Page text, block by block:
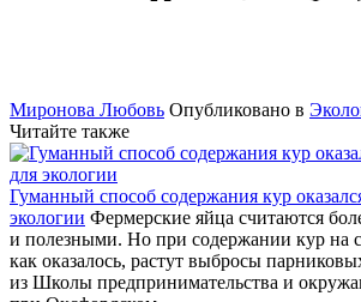
Миронова Любовь Опубликовано в
Читайте также
Гуманный способ содержания кур
экологии Фермерские яйца считаются
и полезными. Но при содержании кур на
как оказалось, растут выбросы
из Школы предпринимательства и